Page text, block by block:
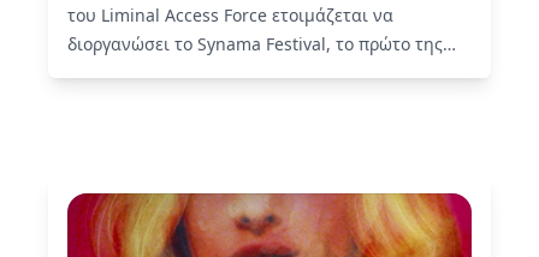
του Liminal Access Force ετοιμάζεται να
διοργανώσει το Synama Festival, το πρώτο της
πολυθεματικό φεστιβάλ…Read More